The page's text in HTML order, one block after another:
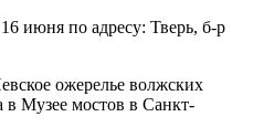
июня по адресу: Тверь, б-р
ожерелье волжских
в Музее мостов в Санкт-